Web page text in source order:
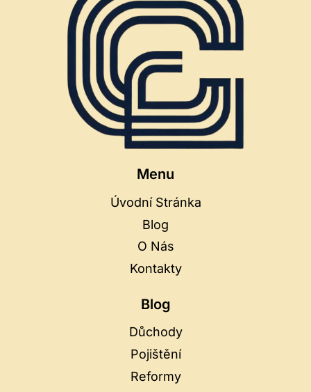
Menu
Úvodní Stránka
Blog
O Nás
Kontakty
Blog
Důchody
Pojištění
Reformy